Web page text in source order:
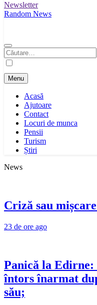
Newsletter
Random News
Caută
după:
Menu
Acasă
Ajutoare
Contact
Locuri de munca
Pensii
Turism
Știri
News
Criză sau
23 de ore ago
Panică la Edirne:
întors înarmat
său;